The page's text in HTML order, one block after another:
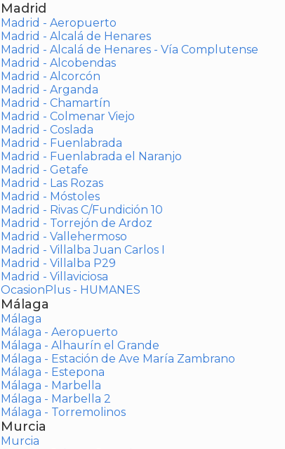
Madrid
Madrid - Aeropuerto
Madrid - Alcalá de Henares
Madrid - Alcalá de Henares - Vía Complutense
Madrid - Alcobendas
Madrid - Alcorcón
Madrid - Arganda
Madrid - Chamartín
Madrid - Colmenar Viejo
Madrid - Coslada
Madrid - Fuenlabrada
Madrid - Fuenlabrada el Naranjo
Madrid - Getafe
Madrid - Las Rozas
Madrid - Móstoles
Madrid - Rivas C/Fundición 10
Madrid - Torrejón de Ardoz
Madrid - Vallehermoso
Madrid - Villalba Juan Carlos I
Madrid - Villalba P29
Madrid - Villaviciosa
OcasionPlus - HUMANES
Málaga
Málaga
Málaga - Aeropuerto
Málaga - Alhaurín el Grande
Málaga - Estación de Ave María Zambrano
Málaga - Estepona
Málaga - Marbella
Málaga - Marbella 2
Málaga - Torremolinos
Murcia
Murcia